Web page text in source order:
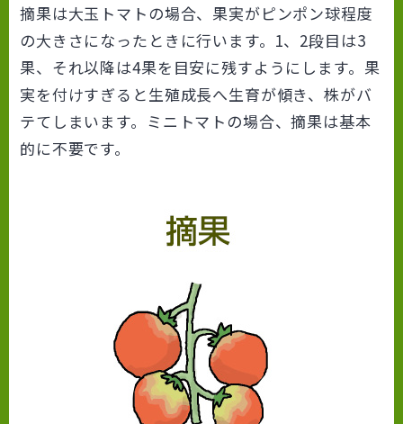
摘果は大玉トマトの場合、果実がピンポン球程度
の大きさになったときに行います。1、2段目は3
果、それ以降は4果を目安に残すようにします。果
実を付けすぎると生殖成長へ生育が傾き、株がバ
テてしまいます。ミニトマトの場合、摘果は基本
的に不要です。